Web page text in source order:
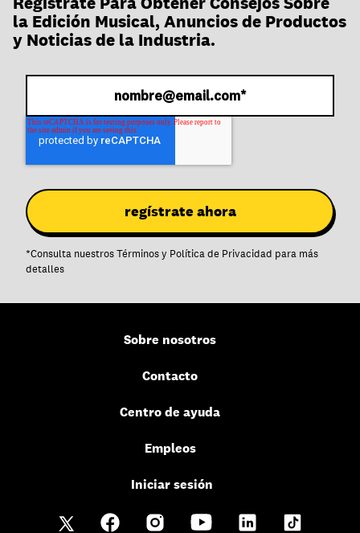
la Edición Musical, Anuncios de Productos
y Noticias de la Industria.
*Consulta nuestrosTérminosy Política de Privacidad para más
detalles
Sobre nosotros
Contacto
Centro de ayuda
Empleos
Iniciar sesión